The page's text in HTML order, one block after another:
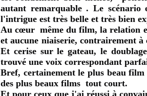
autant remarquable . Le scénario
l'intrigue est très belle et très bien
Au cœur même du film, la relation
et aucune niaiserie, contrairement
Et cerise sur le gateau, le
trouvé une voix correspondant
Bref, certainement le plus beau
des plus beaux films tout court.
Et pour ceux que j'ai réussi à